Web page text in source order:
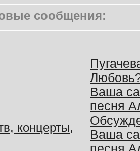
сообщения:
концерты,
Ваша
песня
Ваша